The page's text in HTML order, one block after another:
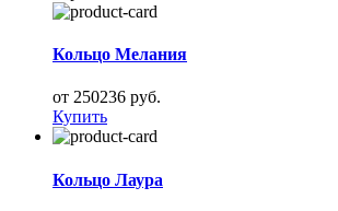
Кольцо Мелания
от 250236 руб.
Купить
Кольцо Лаура